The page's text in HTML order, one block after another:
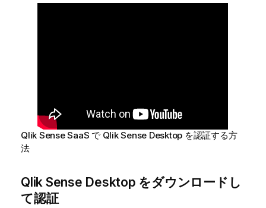
Qlik Sense SaaS で Qlik Sense Desktop を認証する方
法
Qlik Sense Desktop をダウンロードし
て認証